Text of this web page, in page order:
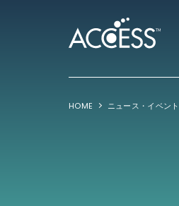
HOME ニュース・イベント